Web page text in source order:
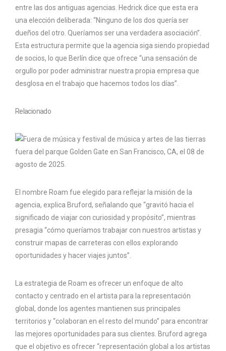
entre las dos antiguas agencias. Hedrick dice que esta era
una elección deliberada: “Ninguno de los dos quería ser
dueños del otro. Queríamos ser una verdadera asociación”.
Esta estructura permite que la agencia siga siendo propiedad
de socios, lo que Berlín dice que ofrece “una sensación de
orgullo por poder administrar nuestra propia empresa que
desglosa en el trabajo que hacemos todos los días”.
Relacionado
El nombre Roam fue elegido para reflejar la misión de la
agencia, explica Bruford, señalando que “gravitó hacia el
significado de viajar con curiosidad y propósito”, mientras
presagia “cómo queríamos trabajar con nuestros artistas y
construir mapas de carreteras con ellos explorando
oportunidades y hacer viajes juntos”.
La estrategia de Roam es ofrecer un enfoque de alto
contacto y centrado en el artista para la representación
global, donde los agentes mantienen sus principales
territorios y “colaboran en el resto del mundo” para encontrar
las mejores oportunidades para sus clientes. Bruford agrega
que el objetivo es ofrecer “representación global a los artistas